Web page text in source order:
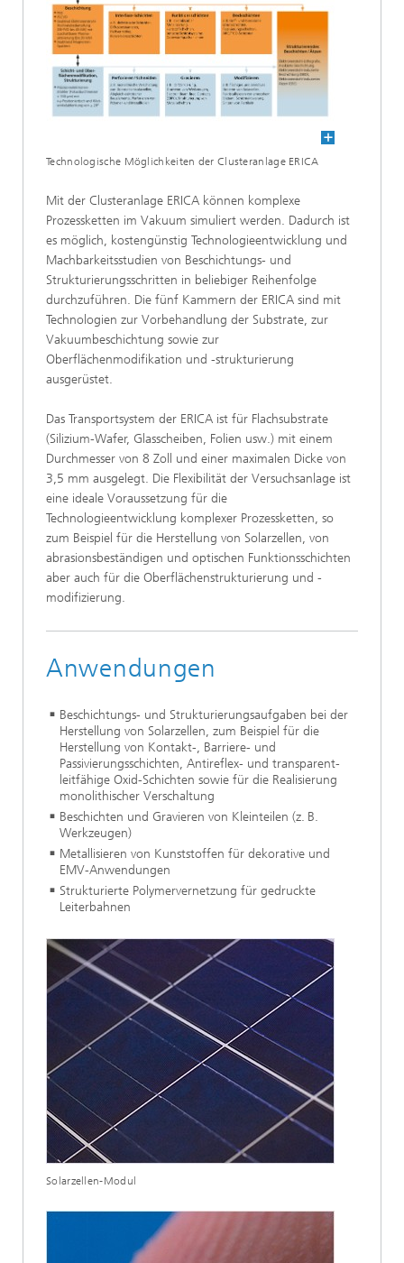
Technologische Möglichkeiten der Clusteranlage ERICA
Mit der Clusteranlage ERICA können komplexe
Prozessketten im Vakuum simuliert werden. Dadurch ist
es möglich, kostengünstig Technologieentwicklung und
Machbarkeitsstudien von Beschichtungs- und
Strukturierungsschritten in beliebiger Reihenfolge
durchzuführen. Die fünf Kammern der ERICA sind mit
Technologien zur Vorbehandlung der Substrate, zur
Vakuumbeschichtung sowie zur
Oberflächenmodifikation und -strukturierung
ausgerüstet.
Das Transportsystem der ERICA ist für Flachsubstrate
(Silizium-Wafer, Glasscheiben, Folien usw.) mit einem
Durchmesser von 8 Zoll und einer maximalen Dicke von
3,5 mm ausgelegt. Die Flexibilität der Versuchsanlage ist
eine ideale Voraussetzung für die
Technologieentwicklung komplexer Prozessketten, so
zum Beispiel für die Herstellung von Solarzellen, von
abrasionsbeständigen und optischen Funktionsschichten
aber auch für die Oberflächenstrukturierung und -
modifizierung.
Anwendungen
Beschichtungs- und Strukturierungsaufgaben bei der
Herstellung von Solarzellen, zum Beispiel für die
Herstellung von Kontakt-, Barriere- und
Passivierungsschichten, Antireflex- und transparent-
leitfähige Oxid-Schichten sowie für die Realisierung
monolithischer Verschaltung
Beschichten und Gravieren von Kleinteilen (z. B.
Werkzeugen)
Metallisieren von Kunststoffen für dekorative und
EMV-Anwendungen
Strukturierte Polymervernetzung für gedruckte
Leiterbahnen
Solarzellen-Modul